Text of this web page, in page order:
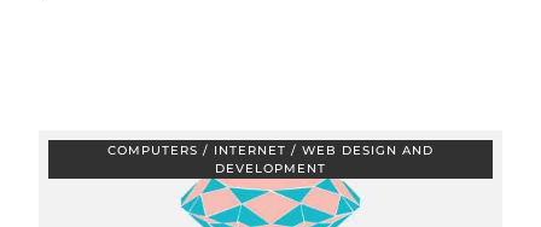
COMPUTERS / INTERNET / WEB DESIGN AND
DEVELOPMENT